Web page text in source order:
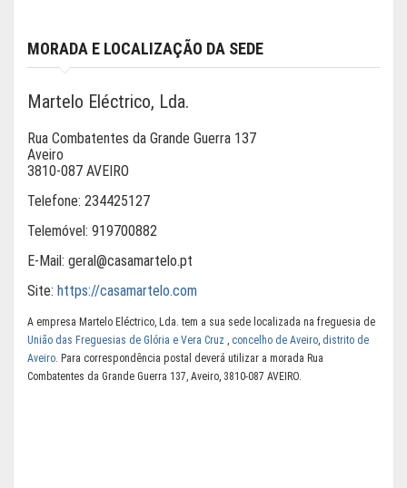
MORADA E LOCALIZAÇÃO DA SEDE
Martelo Eléctrico, Lda.
Rua Combatentes da Grande Guerra 137
Aveiro
3810-087 AVEIRO
Telefone: 234425127
Telemóvel: 919700882
E-Mail: geral@casamartelo.pt
Site: https://casamartelo.com
A empresa Martelo Eléctrico, Lda. tem a sua sede localizada na freguesia de
União das Freguesias de Glória e Vera Cruz , concelho de Aveiro, distrito de
Aveiro. Para correspondência postal deverá utilizar a morada Rua
Combatentes da Grande Guerra 137, Aveiro, 3810-087 AVEIRO.